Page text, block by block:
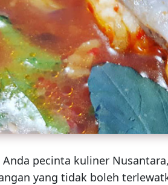
Anda pecinta kuliner Nusantara,
yang tidak boleh